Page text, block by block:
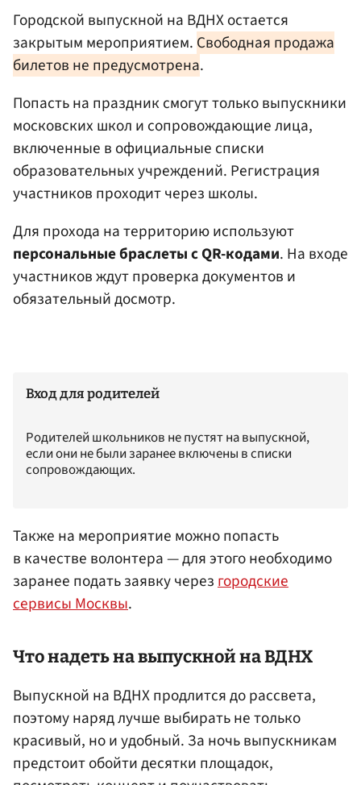
Городской выпускной на ВДНХ остается
закрытым мероприятием. Свободная продажа
билетов не предусмотрена.
Попасть на праздник смогут только выпускники
московских школ и сопровождающие лица,
включенные в официальные списки
образовательных учреждений. Регистрация
участников проходит через школы.
Для прохода на территорию используют
персональные браслеты с QR-кодами. На входе
участников ждут проверка документов и
обязательный досмотр.
Вход для родителей
Родителей школьников не пустят на выпускной,
если они не были заранее включены в списки
сопровождающих.
Также на мероприятие можно попасть
в качестве волонтера — для этого необходимо
заранее подать заявку черезгородские
сервисы Москвы.
Что надеть на выпускной на ВДНХ
Выпускной на ВДНХ продлится до рассвета,
поэтому наряд лучше выбирать не только
красивый, но и удобный. За ночь выпускникам
предстоит обойти десятки площадок,